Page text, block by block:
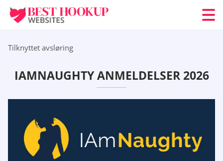
Tilknyttet avsløring
IAMNAUGHTY ANMELDELSER 2026